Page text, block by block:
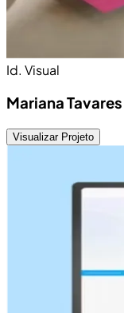
Id. Visual
Mariana Tavares
Visualizar Projeto